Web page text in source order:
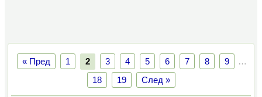
« Пред 1 2 3 4 5 6 7 8 9
…
18
19 След »